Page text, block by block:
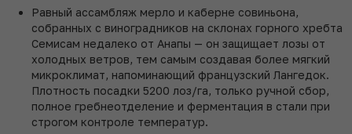
Равный ассамбляж мерло и каберне совиньона,
собранных с виноградников на склонах горного хребта
Семисам недалеко от Анапы — он защищает лозы от
холодных ветров, тем самым создавая более мягкий
микроклимат, напоминающий французский Лангедок.
Плотность посадки 5200 лоз/га, только ручной сбор,
полное гребнеотделение и ферментация в стали при
строгом контроле температур.